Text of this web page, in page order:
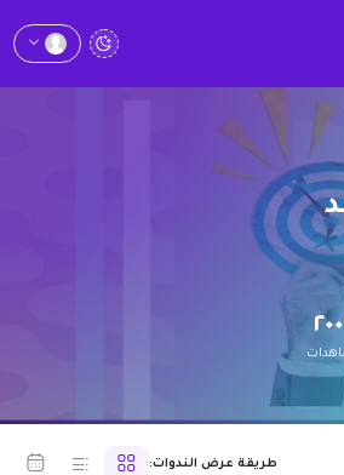
طريقة عرض الندوات: